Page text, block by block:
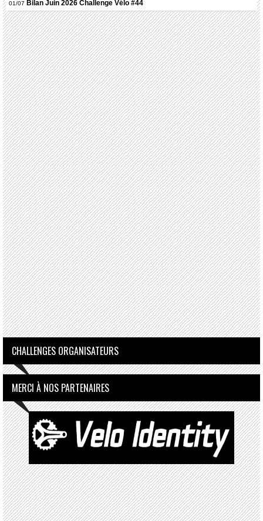
01/07 Bilan Juin 2026 Challenge Vélo #44
CHALLENGES ORGANISATEURS
MERCI À NOS PARTENAIRES